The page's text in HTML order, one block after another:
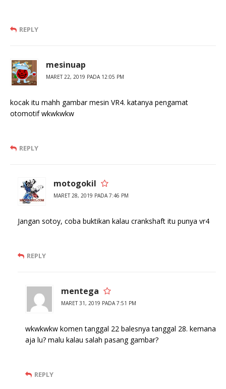
REPLY
mesinuap
MARET 22, 2019 PADA 12:05 PM
kocak itu mahh gambar mesin VR4. katanya pengamat
otomotif wkwkwkw
REPLY
motogokil
MARET 28, 2019 PADA 7:46 PM
Jangan sotoy, coba buktikan kalau crankshaft itu punya vr4
REPLY
mentega
MARET 31, 2019 PADA 7:51 PM
wkwkwkw komen tanggal 22 balesnya tanggal 28. kemana
aja lu? malu kalau salah pasang gambar?
REPLY